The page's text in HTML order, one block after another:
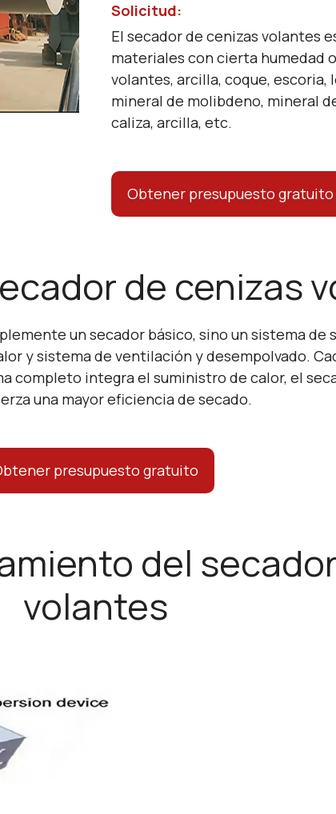
Solicitud:
El secador de cenizas volantes
materiales con cierta humedad
volantes, arcilla, coque, escoria,
mineral de molibdeno, mineral
caliza, arcilla, etc.
Obtener presupuesto gratuito
de cenizas
un secador básico, sino un sistema de
y sistema de ventilación y desempolvado.
completo integra el suministro de calor, el
una mayor eficiencia de secado.
presupuesto gratuito
del
volantes